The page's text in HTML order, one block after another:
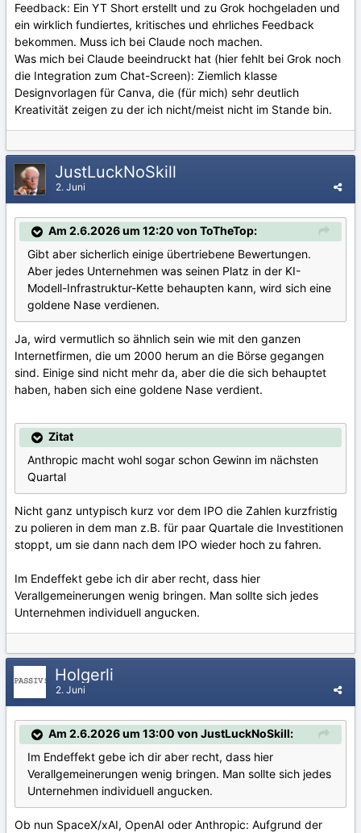
Feedback: Ein YT Short erstellt und zu Grok hochgeladen und
ein wirklich fundiertes, kritisches und ehrliches Feedback
bekommen. Muss ich bei Claude noch machen.
Was mich bei Claude beeindruckt hat (hier fehlt bei Grok noch
die Integration zum Chat-Screen): Ziemlich klasse
Designvorlagen für Canva, die (für mich) sehr deutlich
Kreativität zeigen zu der ich nicht/meist nicht im Stande bin.
JustLuckNoSkill
2. Juni
Am 2.6.2026 um 12:20 von ToTheTop:
Gibt aber sicherlich einige übertriebene Bewertungen.
Aber jedes Unternehmen was seinen Platz in der KI-
Modell-Infrastruktur-Kette behaupten kann, wird sich eine
goldene Nase verdienen.
Ja, wird vermutlich so ähnlich sein wie mit den ganzen
Internetfirmen, die um 2000 herum an die Börse gegangen
sind. Einige sind nicht mehr da, aber die die sich behauptet
haben, haben sich eine goldene Nase verdient.
Zitat
Anthropic macht wohl sogar schon Gewinn im nächsten
Quartal
Nicht ganz untypisch kurz vor dem IPO die Zahlen kurzfristig
zu polieren in dem man z.B. für paar Quartale die Investitionen
stoppt, um sie dann nach dem IPO wieder hoch zu fahren.
Im Endeffekt gebe ich dir aber recht, dass hier
Verallgemeinerungen wenig bringen. Man sollte sich jedes
Unternehmen individuell angucken.
Holgerli
2. Juni
Am 2.6.2026 um 13:00 von JustLuckNoSkill:
Im Endeffekt gebe ich dir aber recht, dass hier
Verallgemeinerungen wenig bringen. Man sollte sich jedes
Unternehmen individuell angucken.
Ob nun SpaceX/xAI, OpenAI oder Anthropic: Aufgrund der